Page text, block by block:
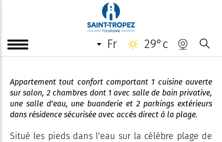
fr 29°c
Appartement Plage de la
Bouillabaisse, pieds dans l'eau-
Madame Gaidoz
Appartement tout confort comportant 1 cuisine ouverte
sur salon, 2 chambres dont 1 avec salle de bain privative,
une salle d’eau, une buanderie et 2 parkings extérieurs
dans résidence sécurisée avec accès direct à la plage.
Situé les pieds dans l'eau sur la célèbre plage de